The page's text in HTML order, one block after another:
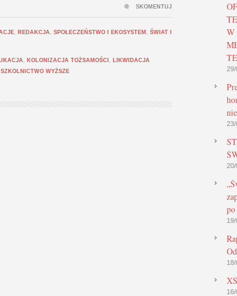
, REDAKCJA , SPOŁECZEŃSTWO I EKOSYSTEM , ŚWIAT I
, KOLONIZACJA TOŻSAMOŚCI , LIKWIDACJA
SZKOLNICTWO WYŻSZE
SKOMENTUJ
W
29/
23/
20/